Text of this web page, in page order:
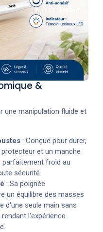
&
une manipulation fluide et
: Conçue pour durer,
et un manche
parfaitement froid au
sécurité.
: Sa poignée
un équilibre des masses
d'une seule main sans
l'expérience